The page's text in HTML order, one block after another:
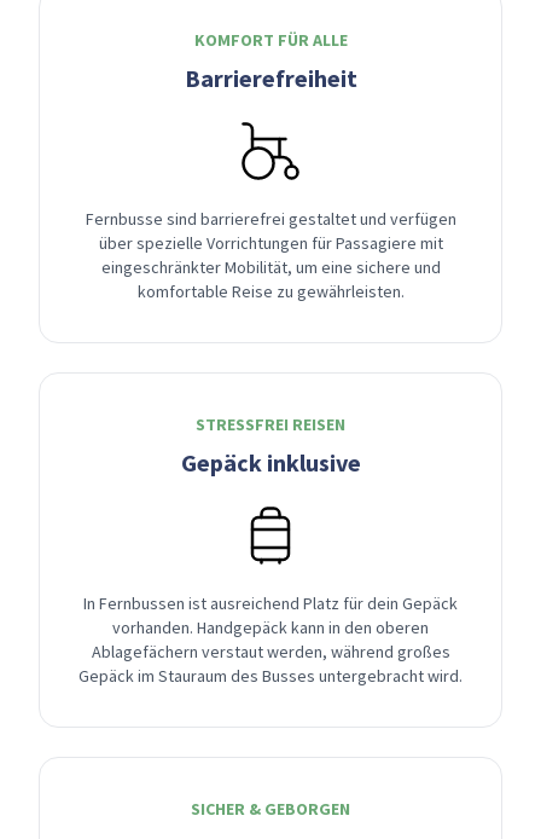
KOMFORT FÜR ALLE
Barrierefreiheit
Fernbusse sind barrierefrei gestaltet und verfügen
über spezielle Vorrichtungen für Passagiere mit
eingeschränkter Mobilität, um eine sichere und
komfortable Reise zu gewährleisten.
STRESSFREI REISEN
Gepäck inklusive
In Fernbussen ist ausreichend Platz für dein Gepäck
vorhanden. Handgepäck kann in den oberen
Ablagefächern verstaut werden, während großes
Gepäck im Stauraum des Busses untergebracht wird.
SICHER & GEBORGEN